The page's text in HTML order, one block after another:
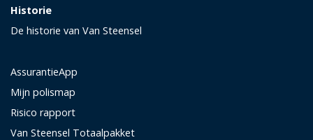
Historie
De historie van Van Steensel
AssurantieApp
Mijn polismap
Risico rapport
Van Steensel Totaalpakket